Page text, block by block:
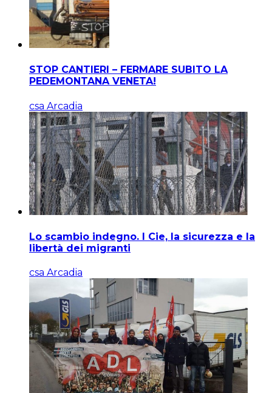
STOP CANTIERI – FERMARE SUBITO LA
PEDEMONTANA VENETA!
csa Arcadia
Lo scambio indegno. I Cie, la sicurezza e la
libertà dei migranti
csa Arcadia